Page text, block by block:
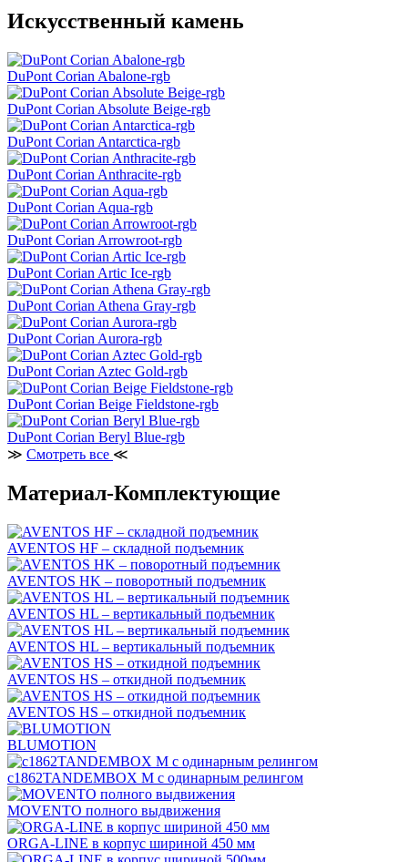
Искусственный камень
DuPont Corian Abalone-rgb
DuPont Corian Absolute Beige-rgb
DuPont Corian Antarctica-rgb
DuPont Corian Anthracite-rgb
DuPont Corian Aqua-rgb
DuPont Corian Arrowroot-rgb
DuPont Corian Artic Ice-rgb
DuPont Corian Athena Gray-rgb
DuPont Corian Aurora-rgb
DuPont Corian Aztec Gold-rgb
DuPont Corian Beige Fieldstone-rgb
DuPont Corian Beryl Blue-rgb
≫ Смотреть все ≪
Материал-Комплектующие
AVENTOS HF – складной подъемник
AVENTOS HK – поворотный подъемник
AVENTOS HL – вертикальный подъемник
AVENTOS HL – вертикальный подъемник
AVENTOS HS – откидной подъемник
AVENTOS HS – откидной подъемник
BLUMOTION
c1862TANDEMBOX М с одинарным релингом
MOVENTO полного выдвижения
ORGA-LINE в корпус шириной 450 мм